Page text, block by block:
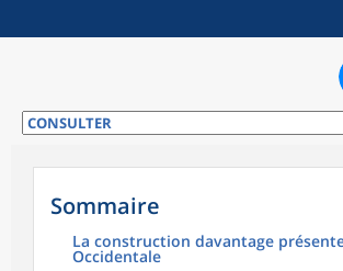
Sommaire
La construction davantage
Occidentale